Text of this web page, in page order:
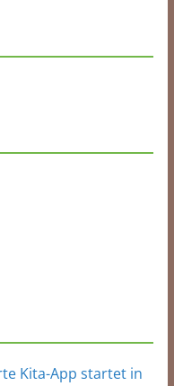
Kita-App startet in